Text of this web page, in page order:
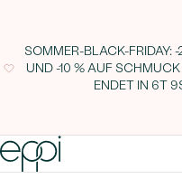
SOMMER-BLACK-FRIDAY:
UND -10 % AUF
ENDET IN 6T